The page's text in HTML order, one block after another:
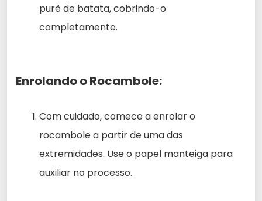
purê de batata, cobrindo-o
completamente.
Enrolando o Rocambole:
Com cuidado, comece a enrolar o
rocambole a partir de uma das
extremidades. Use o papel manteiga para
auxiliar no processo.